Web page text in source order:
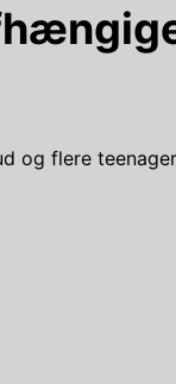
og flere